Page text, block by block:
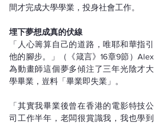
間才完成大學學業，投身社會工作。
埋下夢想成真的伏線
「人心籌算自己的道路，唯耶和華指引
他的腳步。」（《箴言》16章9節）Alex
為動畫師這個夢多傾注了三年光陰才大
學畢業，豈料「畢業即失業」。
「其實我畢業後曾在香港的電影特技公
司工作半年，老闆很賞識我，我也學到